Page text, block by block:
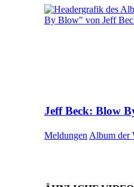
Jeff Beck: Blow
Meldungen Album der